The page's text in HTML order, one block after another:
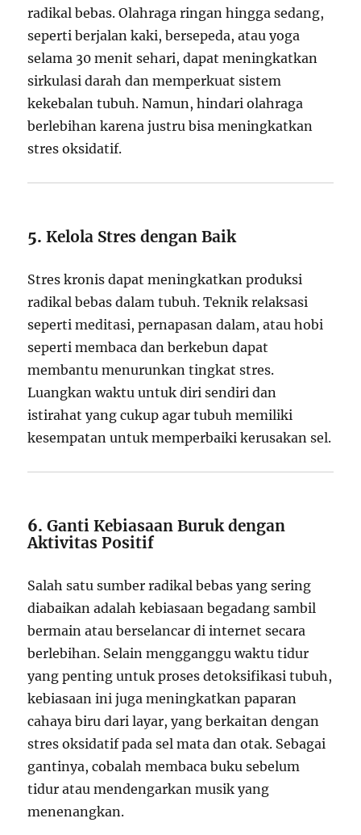
radikal bebas. Olahraga ringan hingga sedang,
seperti berjalan kaki, bersepeda, atau yoga
selama 30 menit sehari, dapat meningkatkan
sirkulasi darah dan memperkuat sistem
kekebalan tubuh. Namun, hindari olahraga
berlebihan karena justru bisa meningkatkan
stres oksidatif.
5.Kelola Stres dengan Baik
Stres kronis dapat meningkatkan produksi
radikal bebas dalam tubuh. Teknik relaksasi
seperti meditasi, pernapasan dalam, atau hobi
seperti membaca dan berkebun dapat
membantu menurunkan tingkat stres.
Luangkan waktu untuk diri sendiri dan
istirahat yang cukup agar tubuh memiliki
kesempatan untuk memperbaiki kerusakan sel.
6.Ganti Kebiasaan Buruk dengan
Aktivitas Positif
Salah satu sumber radikal bebas yang sering
diabaikan adalah kebiasaan begadang sambil
bermain atau berselancar di internet secara
berlebihan. Selain mengganggu waktu tidur
yang penting untuk proses detoksifikasi tubuh,
kebiasaan ini juga meningkatkan paparan
cahaya biru dari layar, yang berkaitan dengan
stres oksidatif pada sel mata dan otak. Sebagai
gantinya, cobalah membaca buku sebelum
tidur atau mendengarkan musik yang
menenangkan.